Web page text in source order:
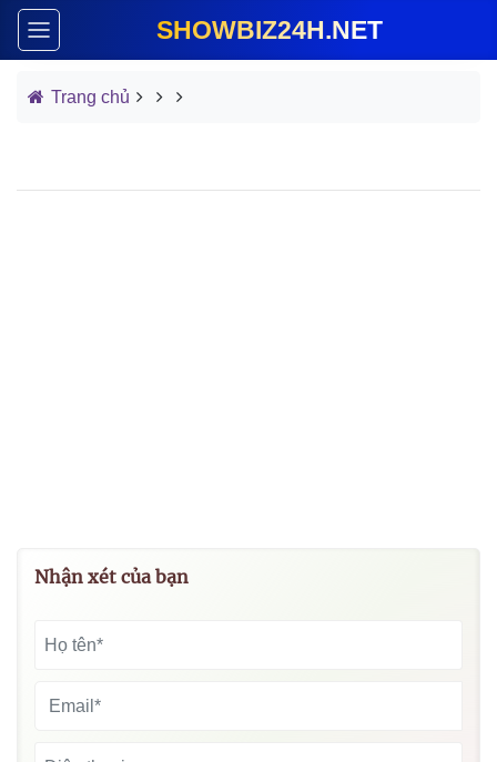
SHOWBIZ24H.NET
Trang chủ
Nhận xét của bạn